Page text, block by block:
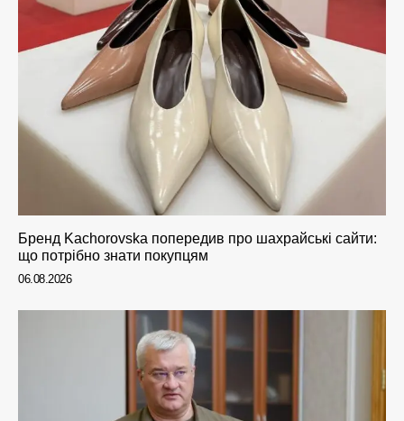
Бренд Kachorovska попередив про шахрайські сайти:
що потрібно знати покупцям
06.08.2026